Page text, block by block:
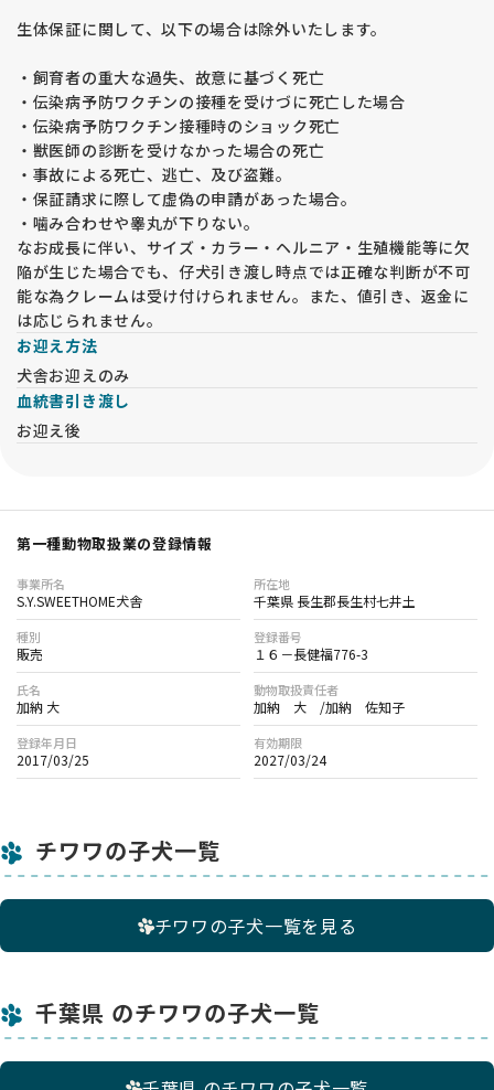
りをする場合がございます。
【予約に関するルール】
・見学申込順ではなく、 予約金の半額の入金順 で正式な予約
となります。見学時に予約希望をお伝えいただいても、入金が
ない場合は予約とみなしません。
・見学日時の変更を希望された場合、後からの申し込みと同様
の対応となります。
【その他注意事項】
・アパートや共同住宅にお住まいの場合、 動物飼育可能な証明
書 をご提示いただきます。ご提示がない場合は譲渡をお断りし
ます。
・65歳以上の方やお一人暮らしの方は、将来の引受けが可能な
方と同席いただき、承諾書に署名いただきます。（同居の親
族）
・同業者の方は犬舎名を事前にご連絡ください。一度は犬舎に
お越しいただき、現物確認が必須です。これが難しい場合、譲
【オンライン見学について】
ています。通常は関東地方（千葉県、東京都、神奈川県、埼玉
県、茨城県）の方は対象外となります。オンライン見学よりも
実際にお越しいただくことを推奨しています。
・オンライン見学では30分～1時間程度、子犬や親犬、兄弟
犬、犬舎の様子をお伝えします。
・実施には事前の確認事項への回答が必要です。内容によって
はお断りする場合もございます。
【オンライン見学時の注意事項】
・オンライン見学後、予約を希望される場合は、 現物に違いが
生体保証に関して、以下の場合は除外いたします。
・飼育者の重大な過失、故意に基づく死亡
・伝染病予防ワクチンの接種を受けづに死亡した場合
・伝染病予防ワクチン接種時のショック死亡
・獣医師の診断を受けなかった場合の死亡
・事故による死亡、逃亡、及び盗難。
・保証請求に際して虚偽の申請があった場合。
・噛み合わせや睾丸が下りない。
なお成長に伴い、サイズ・カラー・ヘルニア・生殖機能等に欠
陥が生じた場合でも、仔犬引き渡し時点では正確な判断が不可
能な為クレームは受け付けられません。また、値引き、返金に
は応じられません。
お迎え方法
犬舎お迎えのみ
血統書引き渡し
お迎え後
第一種動物取扱業の登録情報
事業所名
S.Y.SWEETHOME犬舎
所在地
千葉県 長生郡長生村七井土
種別
販売
登録番号
１６－長健福776-3
氏名
加納 大
動物取扱責任者
加納 大 /加納 佐知子
登録年月日
2017/03/25
有効期限
2027/03/24
チワワの子犬一覧
チワワの子犬一覧を見る
千葉県 のチワワの子犬一覧